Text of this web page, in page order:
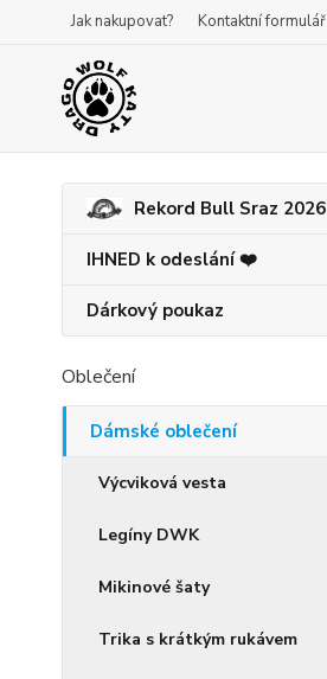
Jak nakupovat? Kontaktní formulář
Rekord Bull Sraz 2026
IHNED k odeslání ❤️
Dárkový poukaz
Oblečení
Dámské oblečení
Výcviková vesta
Legíny DWK
Mikinové šaty
Trika s krátkým rukávem